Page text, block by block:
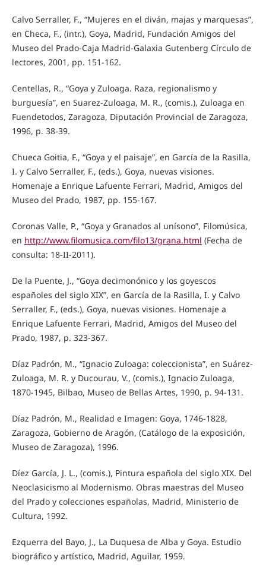
Calvo Serraller, F., “Mujeres en el diván, majas y marquesas”,
en Checa, F., (intr.), Goya, Madrid, Fundación Amigos del
Museo del Prado-Caja Madrid-Galaxia Gutenberg Círculo de
lectores, 2001, pp. 151-162.
Centellas, R., “Goya y Zuloaga. Raza, regionalismo y
burguesía”, en Suarez-Zuloaga, M. R., (comis.), Zuloaga en
Fuendetodos, Zaragoza, Diputación Provincial de Zaragoza,
1996, p. 38-39.
Chueca Goitia, F., “Goya y el paisaje”, en García de la Rasilla,
I. y Calvo Serraller, F., (eds.), Goya, nuevas visiones.
Homenaje a Enrique Lafuente Ferrari, Madrid, Amigos del
Museo del Prado, 1987, pp. 155-167.
Coronas Valle, P., “Goya y Granados al unísono”, Filomúsica,
en http://www.filomusica.com/filo13/grana.html (Fecha de
consulta: 18-II-2011).
De la Puente, J., “Goya decimonónico y los goyescos
españoles del siglo XIX”, en García de la Rasilla, I. y Calvo
Serraller, F., (eds.), Goya, nuevas visiones. Homenaje a
Enrique Lafuente Ferrari, Madrid, Amigos del Museo del
Prado, 1987, p. 323-367.
Díaz Padrón, M., “Ignacio Zuloaga: coleccionista”, en Suárez-
Zuloaga, M. R. y Ducourau, V., (comis.), Ignacio Zuloaga,
1870-1945, Bilbao, Museo de Bellas Artes, 1990, p. 94-131.
Díaz Padrón, M., Realidad e Imagen: Goya, 1746-1828,
Zaragoza, Gobierno de Aragón, (Catálogo de la exposición,
Museo de Zaragoza), 1996.
Díez García, J. L., (comis.), Pintura española del siglo XIX. Del
Neoclasicismo al Modernismo. Obras maestras del Museo
del Prado y colecciones españolas, Madrid, Ministerio de
Cultura, 1992.
Ezquerra del Bayo, J., La Duquesa de Alba y Goya. Estudio
biográfico y artístico, Madrid, Aguilar, 1959.